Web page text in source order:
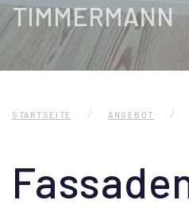
TIMMERMANN
STARTSEITE ANGEBOT